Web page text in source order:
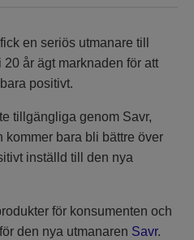
en seriös utmanare till
år ägt marknaden för att
positivt.
tillgängliga genom Savr,
kommer bara bli bättre över
inställd till den nya
för konsumenten och
den nya utmanaren Savr.